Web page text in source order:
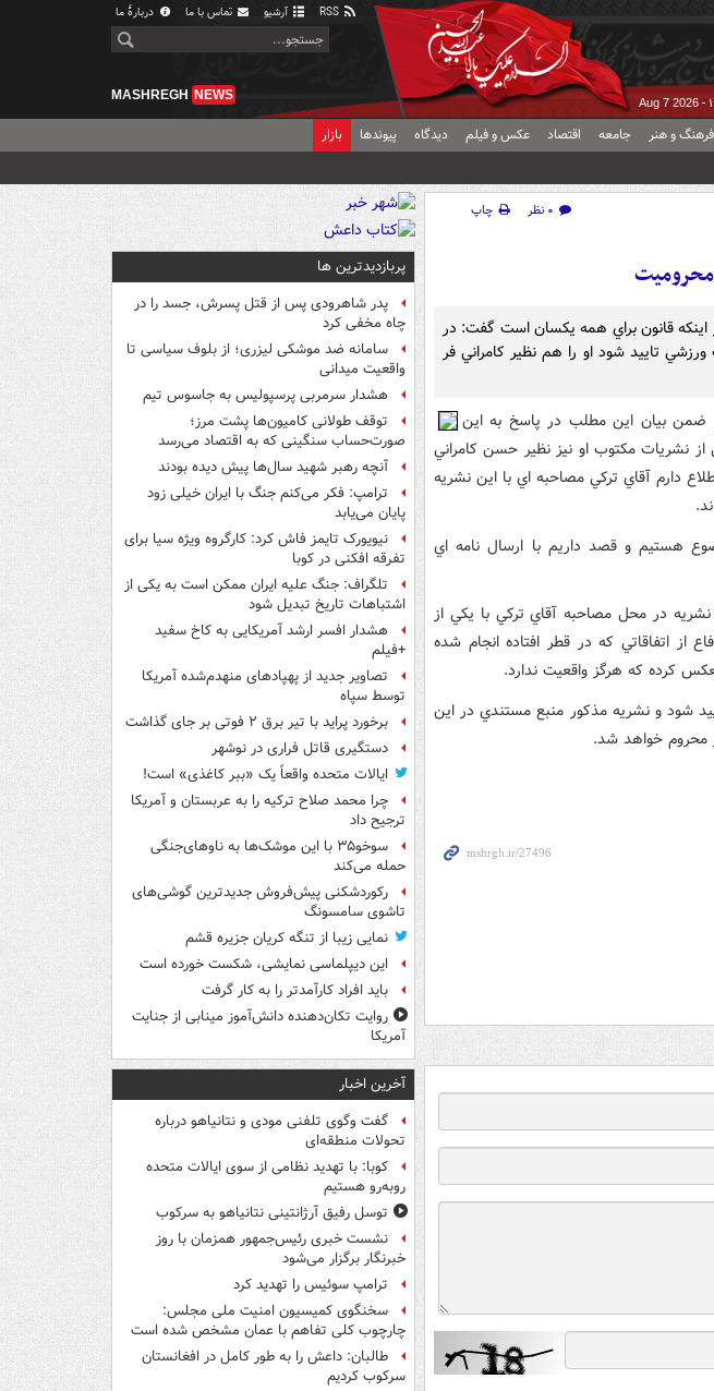
آرشیو تماس با ما دربارهٔ ما
Aug 7 2026
MASHREGH NEWS
فرهنگ و هنر جامعه اقتصاد عکس و فیلم دیدگاه پیوندها بازار
۰ نظر
چاپ
محروميت
اينکه قانون براي همه يکسان است گفت: در
تاييد شود او را هم نظير کامراني فر
بيان اين مطلب در پاسخ به اين
نشريات مکتوب او نيز نظير حسن کامراني
دارم آقاي ترکي مصاحبه اي با اين نشريه
هستيم و قصد داريم با ارسال نامه اي
نشريه در محل مصاحبه آقاي ترکي با يکي از
از اتفاقاتي که در قطر افتاده انجام شده
کرده که هرگز واقعيت ندارد.
شود و نشريه مذکور منبع مستندي در اين
محروم خواهد شد.
پربازدیدترین ها
پدر شاهرودی پس از قتل پسرش، جسد را در
چاه مخفی کرد
سامانه ضد موشکی لیزری؛ از بلوف سیاسی تا
واقعیت میدانی
هشدار سرمربی پرسپولیس به جاسوس تیم
توقف طولانی کامیون‌ها پشت مرز؛
صورت‌حساب سنگینی که به اقتصاد می‌رسد
آنچه رهبر شهید سال‌ها پیش دیده بودند
ترامپ: فکر می‌کنم جنگ با ایران خیلی زود
پایان می‌یابد
نیویورک تایمز فاش کرد: کارگروه ویژه سیا برای
تفرقه افکنی در کوبا
تلگراف: جنگ علیه ایران ممکن است به یکی از
اشتباهات تاریخ تبدیل شود
هشدار افسر ارشد آمریکایی به کاخ سفید
+فیلم
تصاویر جدید از پهپادهای منهدم‌شده آمریکا
توسط سپاه
برخورد پراید با تیر برق ۲ فوتی بر جای گذاشت
دستگیری قاتل فراری در نوشهر
ایالات متحده واقعاً یک «ببر کاغذی» است!
چرا محمد صلاح ترکیه را به عربستان و آمریکا
ترجیح داد
سوخو۳۵ با این موشک‌ها به ناوهای‌جنگی
حمله می‌کند
رکوردشکنی پیش‌فروش جدیدترین گوشی‌های
تاشوی سامسونگ
نمایی زیبا از تنگه کریان جزیره قشم
این دیپلماسی نمایشی، شکست خورده است
باید افراد کارآمدتر را به کار گرفت
روایت تکان‌دهنده دانش‌آموز مینابی از جنایت
آمریکا
آخرین اخبار
گفت وگوی تلفنی مودی و نتانیاهو درباره
تحولات منطقه‌ای
کوبا: با تهدید نظامی از سوی ایالات متحده
روبه‌رو هستیم
توسل رفیق آرژانتینی نتانیاهو به سرکوب
نشست خبری رئیس‌جمهور همزمان با روز
خبرنگار برگزار می‌شود
ترامپ سوئیس را تهدید کرد
سخنگوی کمیسیون امنیت ملی مجلس:
چارچوب کلی تفاهم با عمان مشخص شده است
طالبان: داعش را به طور کامل در افغانستان
سرکوب کردیم